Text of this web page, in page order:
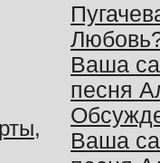
Ваша
песня
Ваша